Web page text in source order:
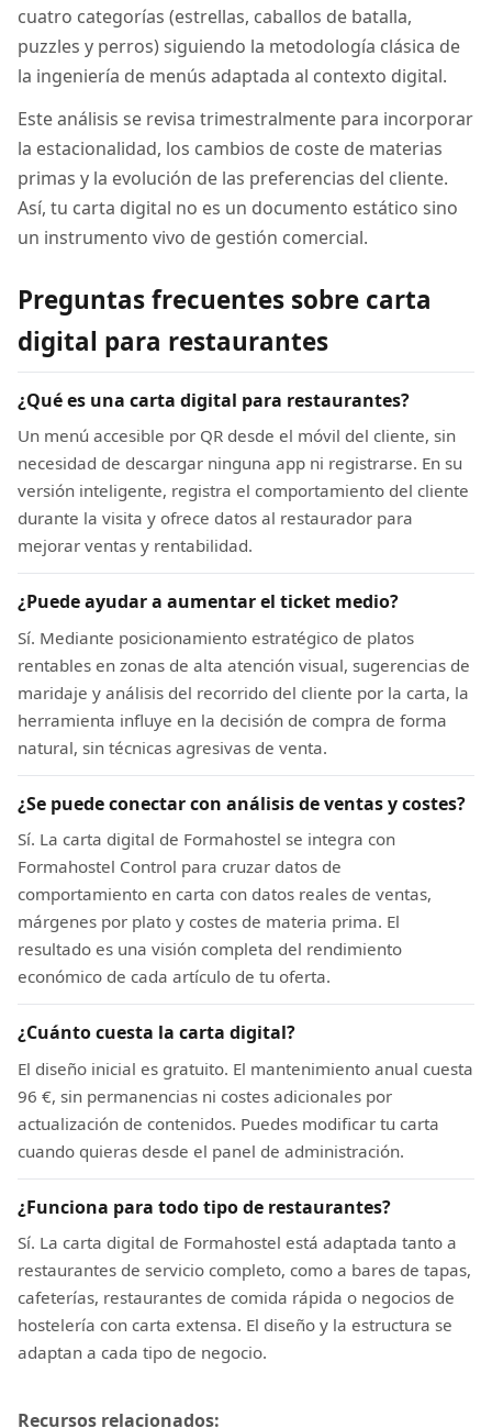
cuatro categorías (estrellas, caballos de batalla,
puzzles y perros) siguiendo la metodología clásica de
la ingeniería de menús adaptada al contexto digital.
Este análisis se revisa trimestralmente para incorporar
la estacionalidad, los cambios de coste de materias
primas y la evolución de las preferencias del cliente.
Así, tu carta digital no es un documento estático sino
un instrumento vivo de gestión comercial.
Preguntas frecuentes sobre carta
digital para restaurantes
¿Qué es una carta digital para restaurantes?
Un menú accesible por QR desde el móvil del cliente, sin
necesidad de descargar ninguna app ni registrarse. En su
versión inteligente, registra el comportamiento del cliente
durante la visita y ofrece datos al restaurador para
mejorar ventas y rentabilidad.
¿Puede ayudar a aumentar el ticket medio?
Sí. Mediante posicionamiento estratégico de platos
rentables en zonas de alta atención visual, sugerencias de
maridaje y análisis del recorrido del cliente por la carta, la
herramienta influye en la decisión de compra de forma
natural, sin técnicas agresivas de venta.
¿Se puede conectar con análisis de ventas y costes?
Sí. La carta digital de Formahostel se integra con
Formahostel Control para cruzar datos de
comportamiento en carta con datos reales de ventas,
márgenes por plato y costes de materia prima. El
resultado es una visión completa del rendimiento
económico de cada artículo de tu oferta.
¿Cuánto cuesta la carta digital?
El diseño inicial es gratuito. El mantenimiento anual cuesta
96 €, sin permanencias ni costes adicionales por
actualización de contenidos. Puedes modificar tu carta
cuando quieras desde el panel de administración.
¿Funciona para todo tipo de restaurantes?
Sí. La carta digital de Formahostel está adaptada tanto a
restaurantes de servicio completo, como a bares de tapas,
cafeterías, restaurantes de comida rápida o negocios de
hostelería con carta extensa. El diseño y la estructura se
adaptan a cada tipo de negocio.
Recursos relacionados: